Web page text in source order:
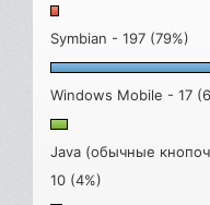
Symbian - 197 (79%)
Windows Mobile - 17
Java (обычные
10 (4%)